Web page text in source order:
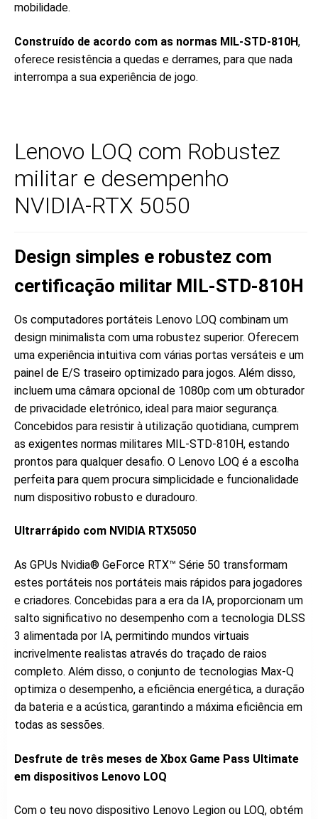
mobilidade.
Construído de acordo com as normas MIL-STD-810H,
oferece resistência a quedas e derrames, para que nada
interrompa a sua experiência de jogo.
Lenovo LOQ com Robustez
militar e desempenho
NVIDIA-RTX 5050
Design simples e robustez com
certificação militar MIL-STD-810H
Os computadores portáteis Lenovo LOQ combinam um
design minimalista com uma robustez superior. Oferecem
uma experiência intuitiva com várias portas versáteis e um
painel de E/S traseiro optimizado para jogos. Além disso,
incluem uma câmara opcional de 1080p com um obturador
de privacidade eletrónico, ideal para maior segurança.
Concebidos para resistir à utilização quotidiana, cumprem
as exigentes normas militares MIL-STD-810H, estando
prontos para qualquer desafio. O Lenovo LOQ é a escolha
perfeita para quem procura simplicidade e funcionalidade
num dispositivo robusto e duradouro.
Ultrarrápido com NVIDIA RTX5050
As GPUs Nvidia® GeForce RTX™ Série 50 transformam
estes portáteis nos portáteis mais rápidos para jogadores
e criadores. Concebidas para a era da IA, proporcionam um
salto significativo no desempenho com a tecnologia DLSS
3 alimentada por IA, permitindo mundos virtuais
incrivelmente realistas através do traçado de raios
completo. Além disso, o conjunto de tecnologias Max-Q
optimiza o desempenho, a eficiência energética, a duração
da bateria e a acústica, garantindo a máxima eficiência em
todas as sessões.
Desfrute de três meses de Xbox Game Pass Ultimate
em dispositivos Lenovo LOQ
Com o teu novo dispositivo Lenovo Legion ou LOQ, obtém